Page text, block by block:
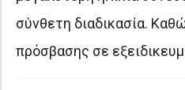
σύνθετη διαδικασία.
πρόσβασης σε